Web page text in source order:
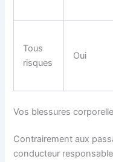
Tous
risques
Oui
Vos blessures
Contrairement aux
conducteur